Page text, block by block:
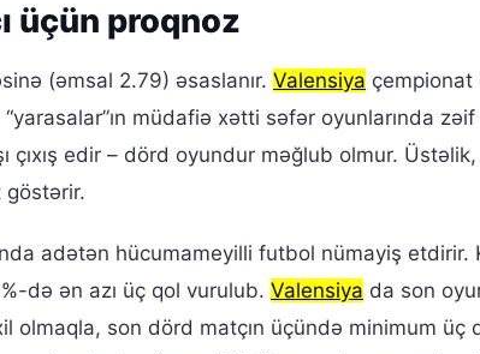
üçün proqnoz
(əmsal 2.79) əsaslanır. Valensiya çempionat
müdafiə xətti səfər oyunlarında
çıxış edir – dörd oyundur məğlub olmur.
adətən hücumameyilli futbol nümayiş etdirir.
də ən azı üç qol vurulub. Valensiya da son
olmaqla, son dörd matçın üçündə minimum üç